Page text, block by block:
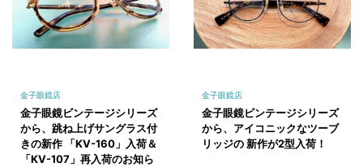
金子眼鏡店
金子眼鏡ビンテージシリーズ
から、跳ね上げサングラス付
きの新作 「KV-160」入荷＆
「KV-107」再入荷のお知ら
金子眼鏡店
金子眼鏡ビンテージシリーズ
から、アイコニックなツーブ
リッジの 新作が2型入荷！